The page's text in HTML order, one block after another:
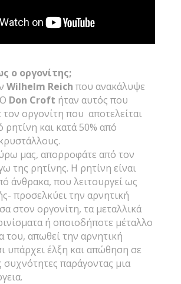
ο οργονίτης;
Wilhelm Reich που ανακάλυψε
Don Croft ήταν αυτός που
τον οργονίτη που αποτελείται
ρητίνη και κατά 50% από
μας, απορροφάτε από τον
της ρητίνης. Η ρητίνη είναι
άνθρακα, που λειτουργεί ως
προσελκύει την αρνητική
στον οργονίτη, τα μεταλλικά
ή οποιοδήποτε μέταλλο
του, απωθεί την αρνητική
υπάρχει έλξη και απώθηση σε
παράγοντας μια